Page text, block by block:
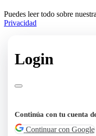
Puedes leer todo sobre
Privacidad
Login
Continúa con tu cuenta
Continuar con Google